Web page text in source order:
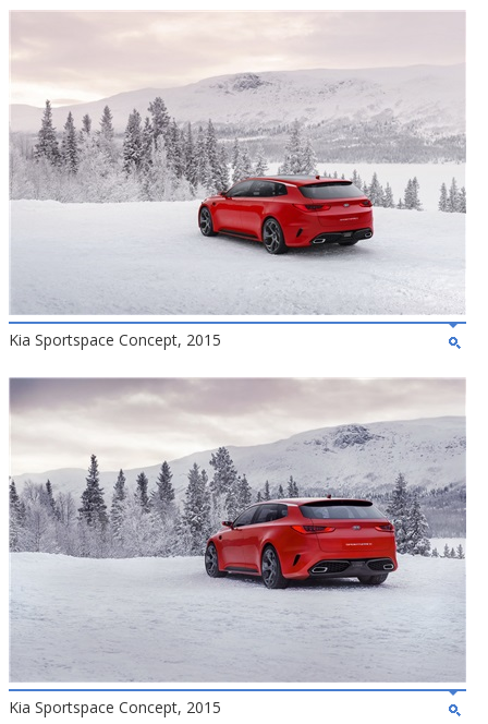
Kia Sportspace Concept, 2015
Kia Sportspace Concept, 2015